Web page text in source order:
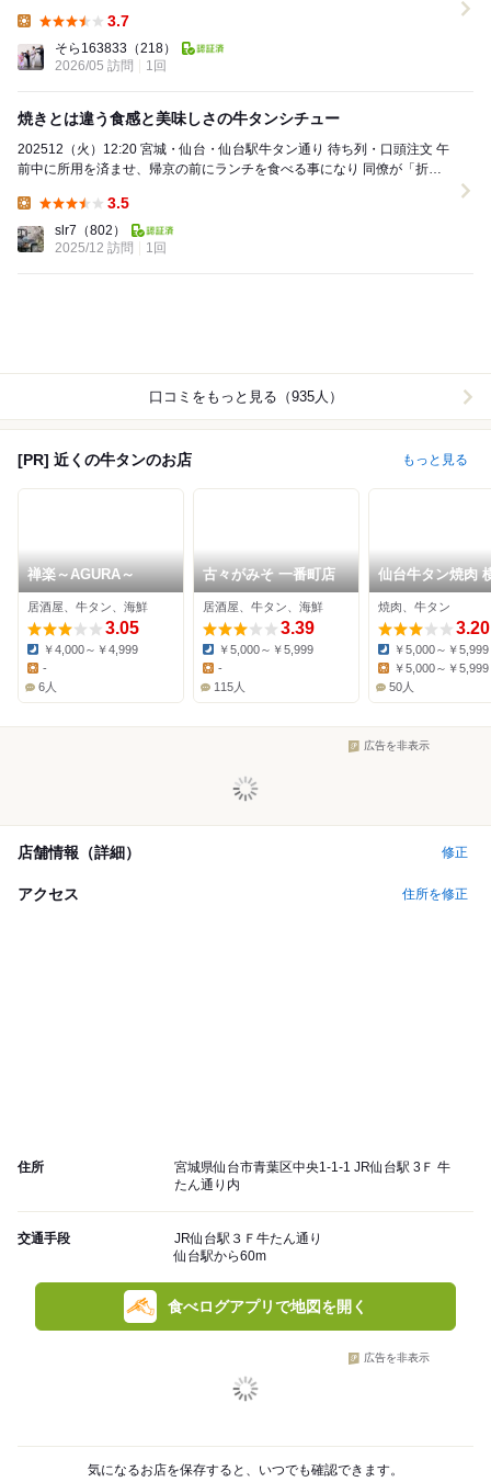
3.7
そら163833 （218）
2026/05 訪問
1回
焼きとは違う食感と美味しさの牛タンシチュー
202512（火）12:20 宮城・仙台・仙台駅牛タン通り 待ち列・口頭注文 午
前中に所用を済ませ、帰京の前にランチを食べる事になり 同僚が「折角
3.5
slr7 （802）
2025/12 訪問
1回
口コミをもっと見る（935人）
[PR] 近くの牛タンのお店 もっと見る
禅楽～AGURA～
居酒屋、牛タン、海鮮
3.05
Dinner:
￥4,000～￥4,999
Lunch:
-
6人
古々がみそ 一番町店
居酒屋、牛タン、海鮮
3.39
Dinner:
￥5,000～￥5,999
-
115人
仙台牛タン焼肉
焼肉、牛タン
3.20
Dinner:
￥5,000～￥5,999
Lunch:
￥5,000～￥5,999
50人
広告を非表示
店舗情報（詳細） 修正
アクセス 住所を修正
住所
宮城県仙台市青葉区中央1-1-1 JR仙台駅 3Ｆ 牛
たん通り内
交通手段
JR仙台駅３Ｆ牛たん通り
仙台駅から60m
食べログアプリで地図を開く
広告を非表示
気になるお店を保存すると、いつでも確認できます。